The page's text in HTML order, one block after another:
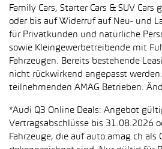
Family Cars, Starter Cars & SUV
oder bis auf Widerruf auf Neu- und
für Privatkunden und natürliche
sowie Kleingewerbetreibende mit
Fahrzeugen. Bereits bestehende
nicht rückwirkend angepasst
teilnehmenden AMAG Betrieben.
*Audi Q3 Online Deals: Angebot
Vertragsabschlüsse bis 31.08.2026
Fahrzeuge, die auf auto.amag.ch als